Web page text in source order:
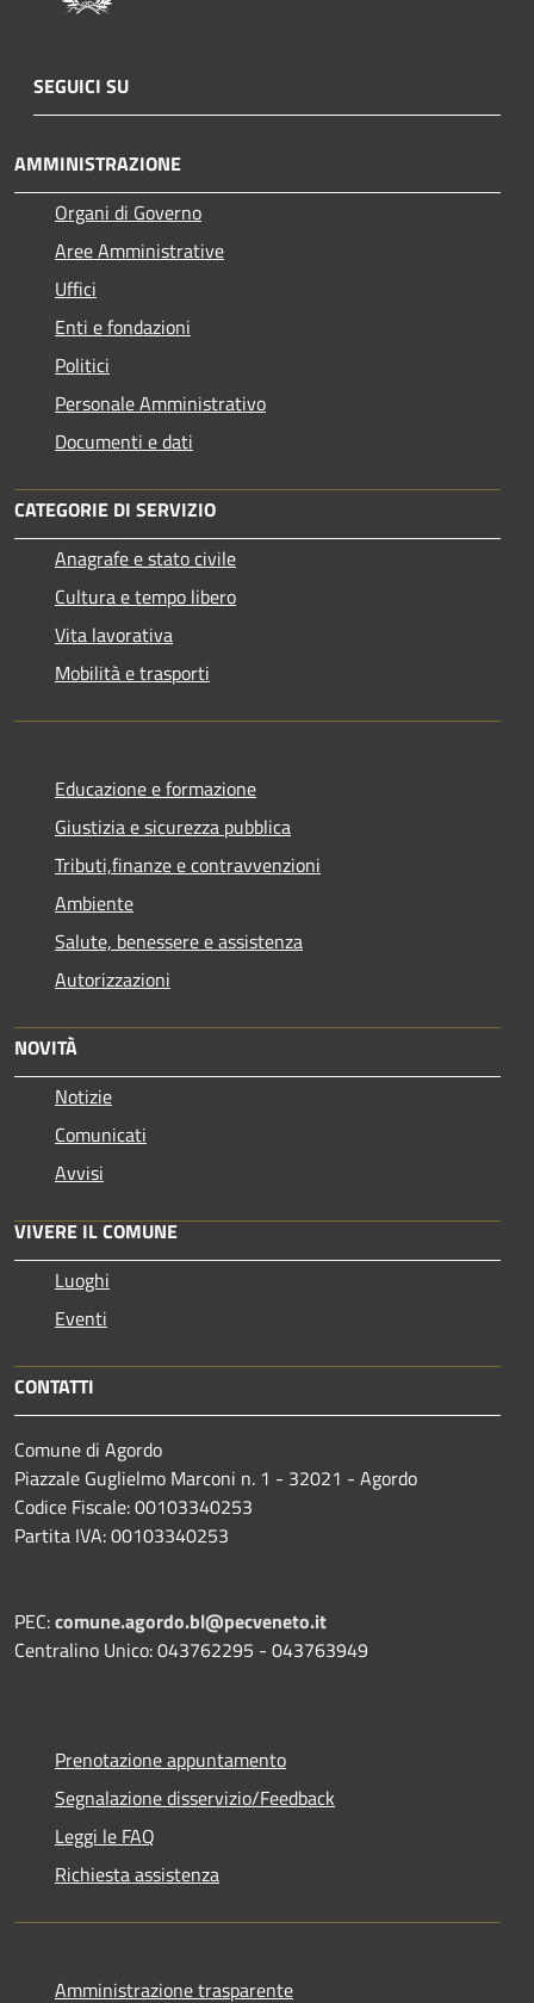
SEGUICI SU
AMMINISTRAZIONE
Organi di Governo
Aree Amministrative
Uffici
Enti e fondazioni
Politici
Personale Amministrativo
Documenti e dati
CATEGORIE DI SERVIZIO
Anagrafe e stato civile
Cultura e tempo libero
Vita lavorativa
Mobilità e trasporti
Educazione e formazione
Giustizia e sicurezza pubblica
Tributi,finanze e contravvenzioni
Ambiente
Salute, benessere e assistenza
Autorizzazioni
NOVITÀ
Notizie
Comunicati
Avvisi
VIVERE IL COMUNE
Luoghi
Eventi
CONTATTI
Comune di Agordo
Piazzale Guglielmo Marconi n. 1 - 32021 - Agordo
Codice Fiscale: 00103340253
Partita IVA: 00103340253
PEC:comune.agordo.bl@pecveneto.it
Centralino Unico: 043762295 - 043763949
Prenotazione appuntamento
Segnalazione disservizio/Feedback
Leggi le FAQ
Richiesta assistenza
Amministrazione trasparente